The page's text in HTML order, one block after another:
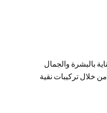
بالبشرة والجمال
خلال تركيبات نقية